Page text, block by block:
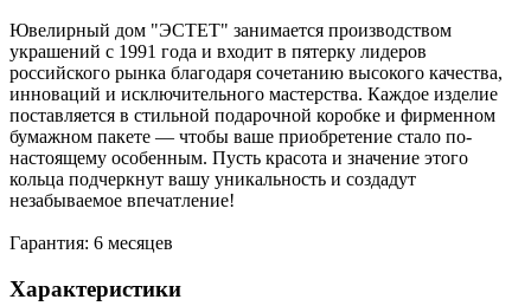
Ювелирный дом "ЭСТЕТ" занимается производством
украшений с 1991 года и входит в пятерку лидеров
российского рынка благодаря сочетанию высокого качества,
инноваций и исключительного мастерства. Каждое изделие
поставляется в стильной подарочной коробке и фирменном
бумажном пакете — чтобы ваше приобретение стало по-
настоящему особенным. Пусть красота и значение этого
кольца подчеркнут вашу уникальность и создадут
незабываемое впечатление!
Гарантия: 6 месяцев
Характеристики